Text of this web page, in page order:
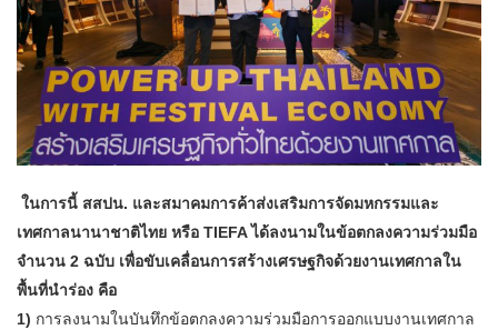
ในการนี้ สสปน. และสมาคมการค้าส่งเสริมการจัดมหกรรมและ
เทศกาลนานาชาติไทย หรือ TIEFA ได้ลงนามในข้อตกลงความร่วมมือ
จำนวน 2 ฉบับ เพื่อขับเคลื่อนการสร้างเศรษฐกิจด้วยงานเทศกาลใน
พื้นที่นำร่อง คือ
1) การลงนามในบันทึกข้อตกลงความร่วมมือการออกแบบงานเทศกาล